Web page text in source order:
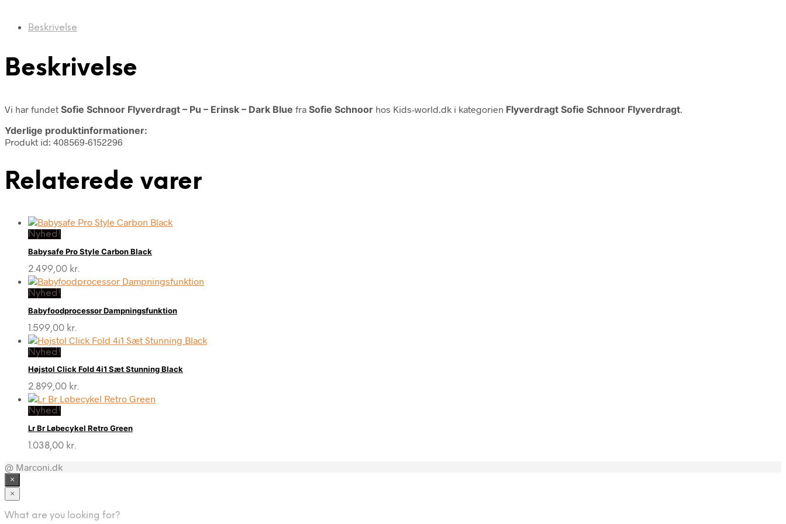
Beskrivelse
Beskrivelse
Vi har fundet Sofie Schnoor Flyverdragt – Pu – Erinsk – Dark Blue fra Sofie Schnoor hos Kids-world.dk i kategorien Flyverdragt Sofie Schnoor Flyverdragt
Yderlige produktinformationer:
Produkt id: 408569-6152296
Relaterede varer
Nyhed!
Babysafe Pro Style Carbon Black
2.499,00 kr.
Nyhed!
Babyfoodprocessor Dampningsfunktion
1.599,00 kr.
Nyhed!
Højstol Click Fold 4i1 Sæt Stunning Black
2.899,00 kr.
Nyhed!
Lr Br Løbecykel Retro Green
1.038,00 kr.
@ Marconi.dk
×
×
What are you looking for?